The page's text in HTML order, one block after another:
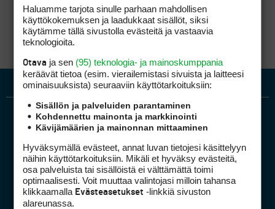
Golfpiste mediakortti
Haluamme tarjota sinulle parhaan mahdollisen
käyttökokemuksen ja laadukkaat sisällöt, siksi
käytämme tällä sivustolla evästeitä ja vastaavia
teknologioita.
Otava ja sen (95) teknologia- ja mainoskumppania
keräävät tietoa (esim. vierailemis­tasi sivuista ja laitteesi
ominaisuuk­sista) seuraaviin käyttötarkoituksiin:
Sisällön ja palveluiden parantaminen
Kohdennettu mainonta ja markkinointi
Kävijämäärien ja mainonnan mittaaminen
Hyväksymällä evästeet, annat luvan tietojesi käsittelyyn
näihin käyttötarkoituksiin. Mikäli et hyväksy evästeitä,
osa palveluista tai sisällöistä ei välttämättä toimi
optimaalisesti. Voit muuttaa valintojasi milloin tahansa
klikkaamalla Evästeasetukset -linkkiä sivuston
alareunassa.